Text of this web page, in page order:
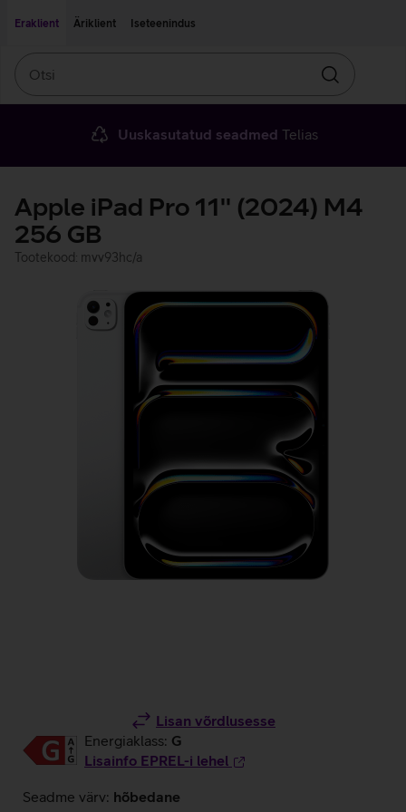
Eraklient
Äriklient Iseteenindus
Otsin
Uuskasutatud seadmed Telias
Apple iPad Pro 11'' (2024) M4
256 GB
Tootekood: mvv93hc/a
Lisan võrdlusesse
Energiaklass: G
Lisainfo EPREL-i lehel
Seadme värv: hõbedane